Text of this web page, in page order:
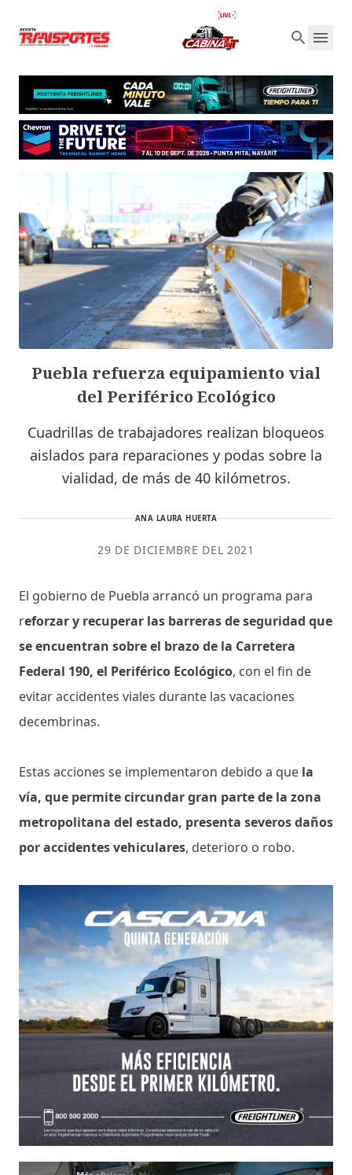
Puebla refuerza equipamiento vial
del Periférico Ecológico
Cuadrillas de trabajadores realizan bloqueos
aislados para reparaciones y podas sobre la
vialidad, de más de 40 kilómetros.
ANA LAURA HUERTA
29 DE DICIEMBRE DEL 2021
El gobierno de Puebla arrancó un programa para
reforzar y recuperar las barreras de seguridad que
se encuentran sobre el brazo de la Carretera
Federal 190, el Periférico Ecológico, con el fin de
evitar accidentes viales durante las vacaciones
decembrinas.
Estas acciones se implementaron debido a que la
vía, que permite circundar gran parte de la zona
metropolitana del estado, presenta severos daños
por accidentes vehiculares, deterioro o robo.